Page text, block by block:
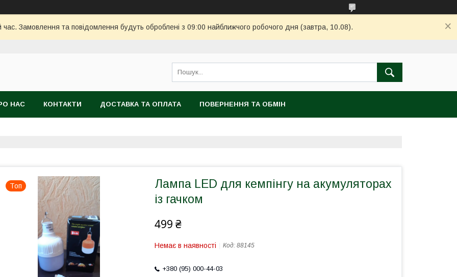
час. Замовлення та повідомлення будуть оброблені з 09:00 найближчого робочого дня (завтра, 10.08).
НАС КОНТАКТИ ДОСТАВКА ТА ОПЛАТА ПОВЕРНЕННЯ ТА ОБМІН
Топ
Лампа LED для кемпінгу на акумуляторах
із гачком
499 ₴
Немає в наявності Код: 88145
+380 (95) 000-44-03